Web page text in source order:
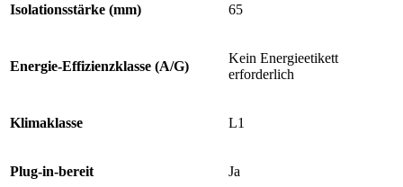
Isolationsstärke (mm) 65
Energie-Effizienzklasse (A/G)
Kein Energieetikett
erforderlich
Klimaklasse L1
Plug-in-bereit Ja